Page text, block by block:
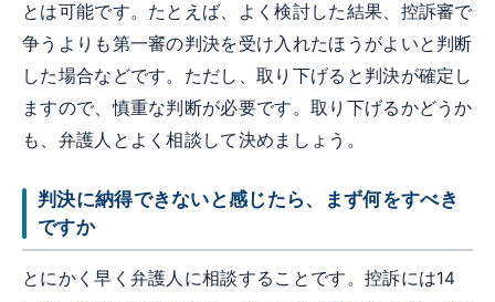
とは可能です。たとえば、よく検討した結果、控訴審で
争うよりも第一審の判決を受け入れたほうがよいと判断
した場合などです。ただし、取り下げると判決が確定し
ますので、慎重な判断が必要です。取り下げるかどうか
も、弁護人とよく相談して決めましょう。
判決に納得できないと感じたら、まず何をすべき
ですか
とにかく早く弁護人に相談することです。控訴には14